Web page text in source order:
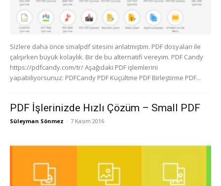
Sizlere daha önce smalpdf sitesini anlatmıştım. PDF dosyaları ile
çalışırken büyük kolaylık. Bir de bu alternatifi vereyim. PDF Candy
https://pdfcandy.com/tr/ Aşağıdaki PDF işlemlerini
yapabiliyorsunuz: PDFCandy PDF Küçültme PDF Birleştirme PDF...
PDF İşlerinizde Hızlı Çözüm – Small PDF
Süleyman Sönmez - 7 Kasım 2016